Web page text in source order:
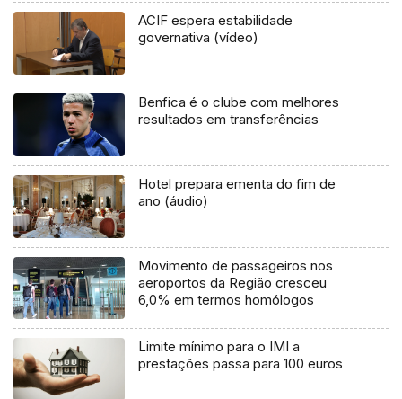
ACIF espera estabilidade
governativa (vídeo)
Benfica é o clube com melhores
resultados em transferências
Hotel prepara ementa do fim de
ano (áudio)
Movimento de passageiros nos
aeroportos da Região cresceu
6,0% em termos homólogos
Limite mínimo para o IMI a
prestações passa para 100 euros